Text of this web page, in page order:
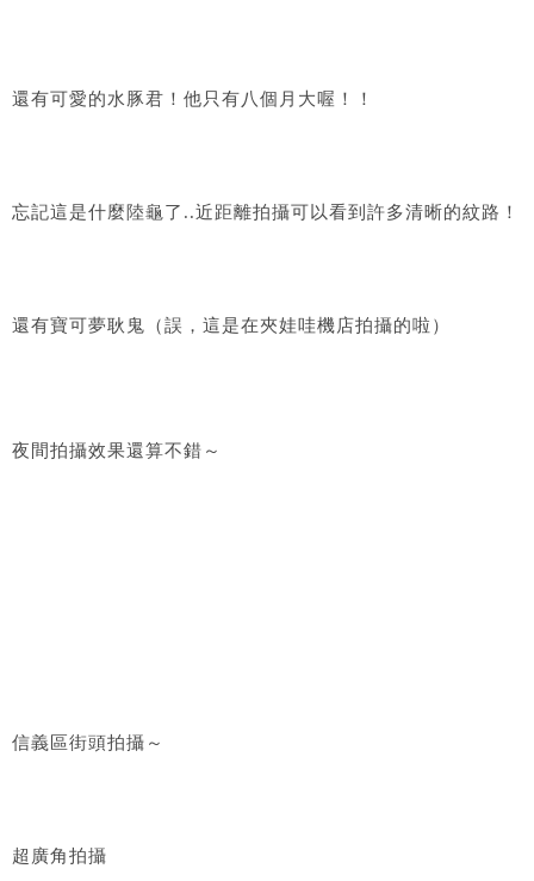
還有可愛的水豚君！他只有八個月大喔！！
忘記這是什麼陸龜了..近距離拍攝可以看到許多清晰的紋路！
還有寶可夢耿鬼（誤，這是在夾娃哇機店拍攝的啦）
夜間拍攝效果還算不錯～
信義區街頭拍攝～
超廣角拍攝